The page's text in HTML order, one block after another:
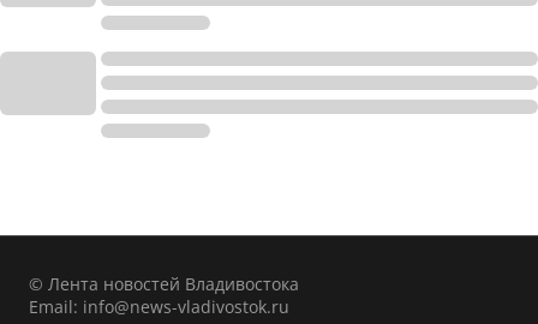
© Лента новостей Владивостока
Email: info@news-vladivostok.ru